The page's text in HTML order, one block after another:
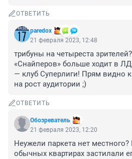
ОТВЕТИТЬ
paredox
21 февраля 2023, 12:48
трибуны на четыреста
«Снайперов» больше ходит в
— клуб Суперлиги! Прям видно
на рост аудитории ;)
ОТВЕТИТЬ
Обозреватель
21 февраля 2023, 12:20
Неужели паркета нет
обычных квартирах застилали